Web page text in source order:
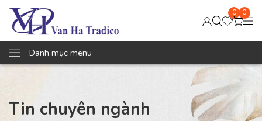
0 0
Danh mục menu
Tin chuyên ngành